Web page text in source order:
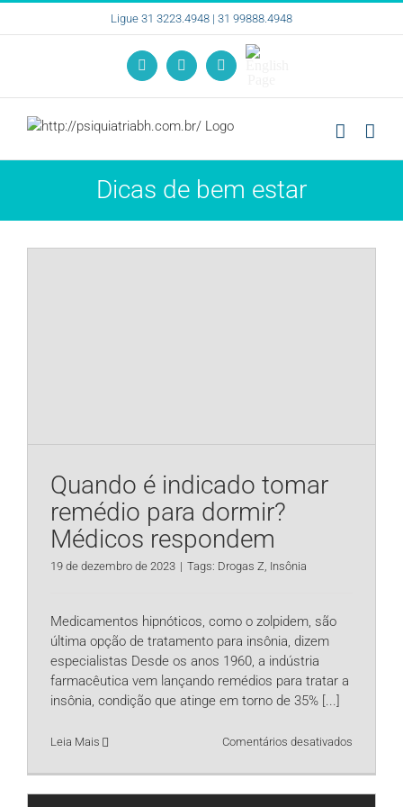
Ligue 31 3223.4948 | 31 99888.4948
InstagramFacebookYouTube
Dicas de bem estar
Quando é indicado tomar
remédio para dormir?
Médicos respondem
19 de dezembro de 2023 | Tags: Drogas Z, Insônia
Medicamentos hipnóticos, como o zolpidem, são
última opção de tratamento para insônia, dizem
especialistas Desde os anos 1960, a indústria
farmacêutica vem lançando remédios para tratar a
insônia, condição que atinge em torno de 35% [...]
Leia Mais Comentários desativados
é
indicado